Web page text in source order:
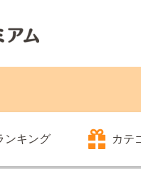
ンキング カテ